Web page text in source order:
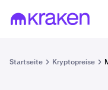
Startseite Kryptopreise